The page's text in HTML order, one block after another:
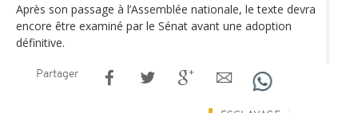
Après son passage à l’Assemblée nationale, le texte devra
encore être examiné par le Sénat avant une adoption
définitive.
Partager